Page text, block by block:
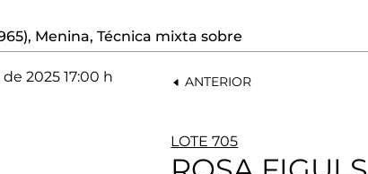
Menina, Técnica mixta sobre
2025 17:00 h ANTERIOR
LOTE 705